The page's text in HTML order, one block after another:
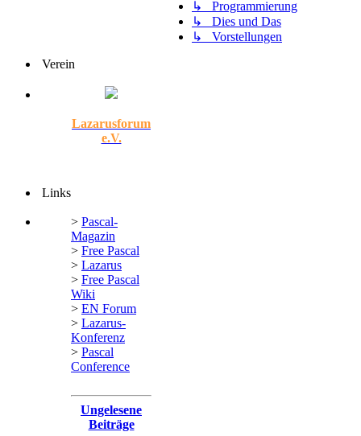
↳ Programmierung
↳ Dies und Das
↳ Vorstellungen
Verein
Lazarusforum
e.V.
Links
> Pascal-
Magazin
> Free Pascal
> Lazarus
> Free Pascal
Wiki
> EN Forum
> Lazarus-
Konferenz
> Pascal
Conference
Ungelesene
Beiträge